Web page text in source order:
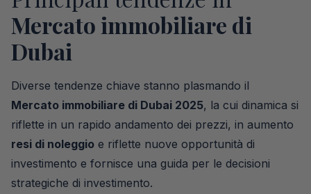
Mercato immobiliare di
Dubai
Diverse tendenze chiave stanno plasmando il
Mercato immobiliare di Dubai 2025, la cui dinamica si
riflette in un rapido andamento dei prezzi, in aumento
resi di noleggio e riflette nuove opportunità di
investimento e fornisce una guida per le decisioni
strategiche di investimento.